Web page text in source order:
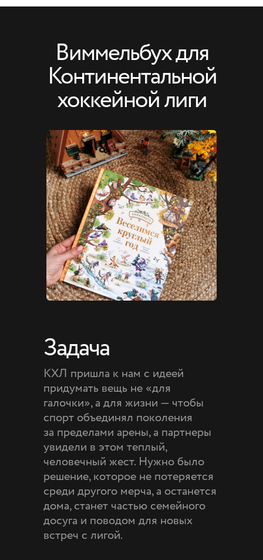
Виммельбух для
Континентальной
хоккейной лиги
Задача
КХЛ пришла к нам с идеей
придумать вещь не «для
галочки», а для жизни — чтобы
спорт объединял поколения
за пределами арены, а партнеры
увидели в этом теплый,
человечный жест. Нужно было
решение, которое не потеряется
среди другого мерча, а останется
дома, станет частью семейного
досуга и поводом для новых
встреч с лигой.